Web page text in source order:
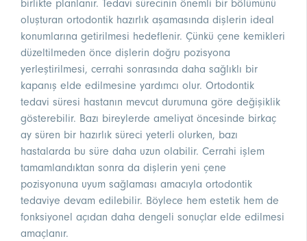
birlikte planlanır. Tedavi sürecinin önemli bir bölümünü
oluşturan ortodontik hazırlık aşamasında dişlerin ideal
konumlarına getirilmesi hedeflenir. Çünkü çene kemikleri
düzeltilmeden önce dişlerin doğru pozisyona
yerleştirilmesi, cerrahi sonrasında daha sağlıklı bir
kapanış elde edilmesine yardımcı olur. Ortodontik
tedavi süresi hastanın mevcut durumuna göre değişiklik
gösterebilir. Bazı bireylerde ameliyat öncesinde birkaç
ay süren bir hazırlık süreci yeterli olurken, bazı
hastalarda bu süre daha uzun olabilir. Cerrahi işlem
tamamlandıktan sonra da dişlerin yeni çene
pozisyonuna uyum sağlaması amacıyla ortodontik
tedaviye devam edilebilir. Böylece hem estetik hem de
fonksiyonel açıdan daha dengeli sonuçlar elde edilmesi
amaçlanır.